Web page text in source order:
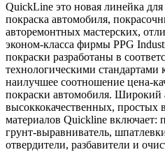
QuickLine это новая линейка
покраска автомобиля,
авторемонтных мастерских,
эконом-класса фирмы PPG
покраски разработаны в
технологическими стандартами
наилучшее соотношение цена-
покраски автомобиля. Широкий
высоккокачественных, простых
материалов Quickline включает:
грунт-выравниватель,
отвердители, разбавители и